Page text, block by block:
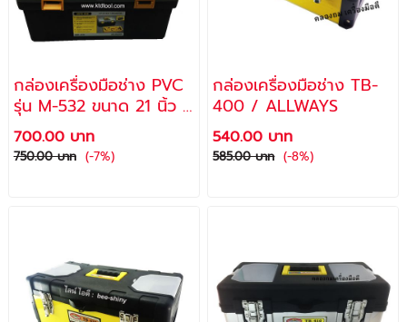
กล่องเครื่องมือช่าง PVC
รุ่น M-532 ขนาด 21 นิ้ว /
ALLWAYS
700.00 บาท
750.00 บาท (-7%)
กล่องเครื่องมือช่าง TB-
400 / ALLWAYS
540.00 บาท
585.00 บาท (-8%)